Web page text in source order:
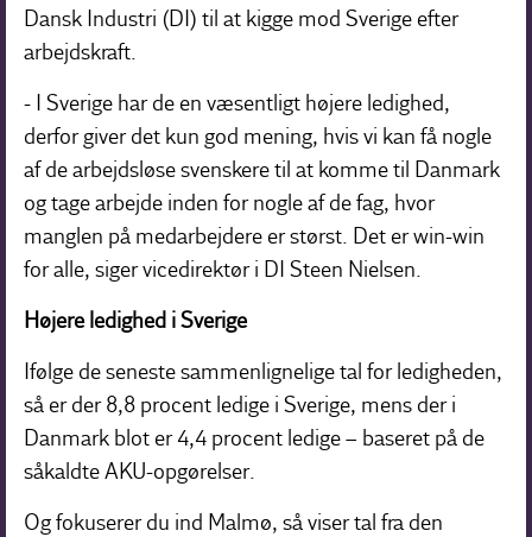
Dansk Industri (DI) til at kigge mod Sverige efter
arbejdskraft.
- I Sverige har de en væsentligt højere ledighed,
derfor giver det kun god mening, hvis vi kan få nogle
af de arbejdsløse svenskere til at komme til Danmark
og tage arbejde inden for nogle af de fag, hvor
manglen på medarbejdere er størst. Det er win-win
for alle, siger vicedirektør i DI Steen Nielsen.
Højere ledighed i Sverige
Ifølge de seneste sammenlignelige tal for ledigheden,
så er der 8,8 procent ledige i Sverige, mens der i
Danmark blot er 4,4 procent ledige – baseret på de
såkaldte AKU-opgørelser.
Og fokuserer du ind Malmø, så viser tal fra den